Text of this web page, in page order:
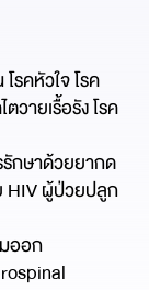
รคหัวใจ โรค
วายเรื้อรัง โรค
กษาด้วยยากด
HIV ผู้ป่วยปลูก
ออก